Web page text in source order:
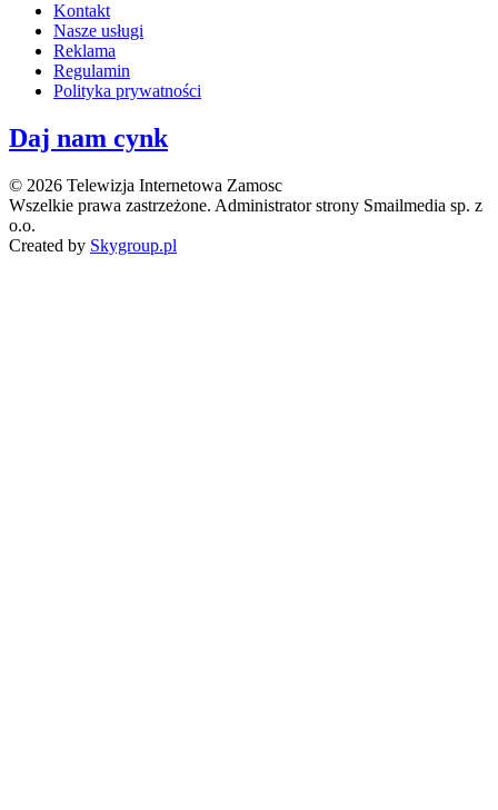
Kontakt
Nasze usługi
Reklama
Regulamin
Polityka prywatności
Daj nam cynk
© 2026 Telewizja Internetowa Zamosc
Wszelkie prawa zastrzeżone. Administrator strony Smailmedia sp. z
o.o.
Created by Skygroup.pl